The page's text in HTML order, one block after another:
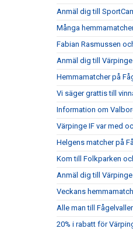
Anmäl dig till
Många
Fabian Rasmussen
Anmäl dig till
Hemmamatcher på
Vi säger grattis till
Information om
Värpinge IF var med
Helgens matcher på
Kom till Folkparken
Anmäl dig till
Veckans
Alle man till
20% i rabatt för